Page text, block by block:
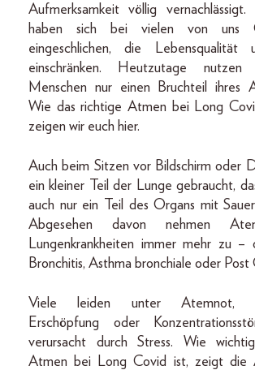
Aufmerksamkeit völlig
haben sich bei vielen von uns
eingeschlichen, die Lebensqualität
einschränken. Heutzutage
Menschen nur einen Bruchteil ihres
Wie das richtige Atmen bei Long
zeigen wir euch hier.
Auch beim Sitzen vor Bildschirm oder
ein kleiner Teil der Lunge gebraucht,
auch nur ein Teil des Organs mit
Abgesehen davon nehmen
Lungenkrankheiten immer mehr zu –
Bronchitis, Asthma bronchiale oder Post
Viele leiden unter Atemnot,
Erschöpfung oder
verursacht durch Stress. Wie
Atmen bei Long Covid ist, zeigt die